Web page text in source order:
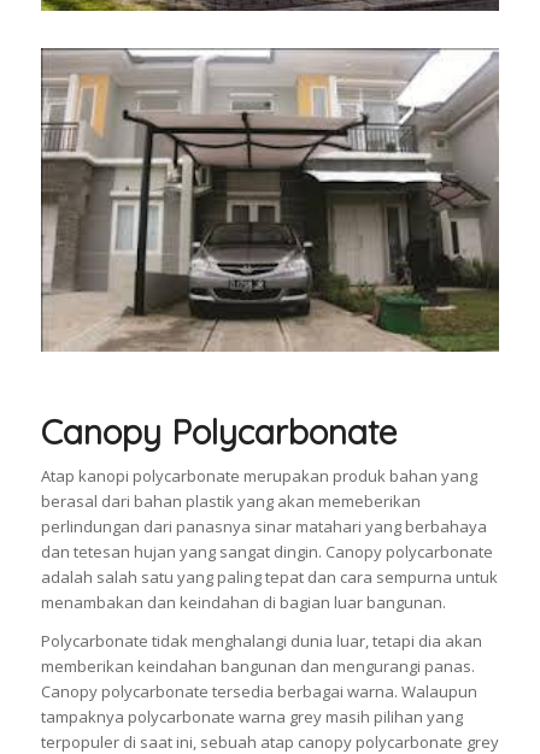
Canopy Polycarbonate
Atap kanopi polycarbonate merupakan produk bahan yang
berasal dari bahan plastik yang akan memeberikan
perlindungan dari panasnya sinar matahari yang berbahaya
dan tetesan hujan yang sangat dingin. Canopy polycarbonate
adalah salah satu yang paling tepat dan cara sempurna untuk
menambakan dan keindahan di bagian luar bangunan.
Polycarbonate tidak menghalangi dunia luar, tetapi dia akan
memberikan keindahan bangunan dan mengurangi panas.
Canopy polycarbonate tersedia berbagai warna. Walaupun
tampaknya polycarbonate warna grey masih pilihan yang
terpopuler di saat ini, sebuah atap canopy polycarbonate grey